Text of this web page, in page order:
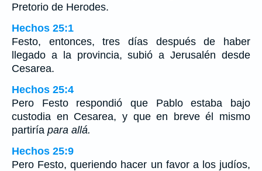
Pretorio de Herodes.
Hechos 25:1
Festo, entonces, tres días después de haber
llegado a la provincia, subió a Jerusalén desde
Cesarea.
Hechos 25:4
Pero Festo respondió que Pablo estaba bajo
custodia en Cesarea, y que en breve él mismo
partiría para allá.
Hechos 25:9
Pero Festo, queriendo hacer un favor a los judíos,